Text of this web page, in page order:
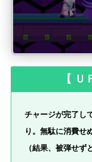
【 Ｕ
チャージが完了し
り。無駄に消費せ
（結果、被弾せず